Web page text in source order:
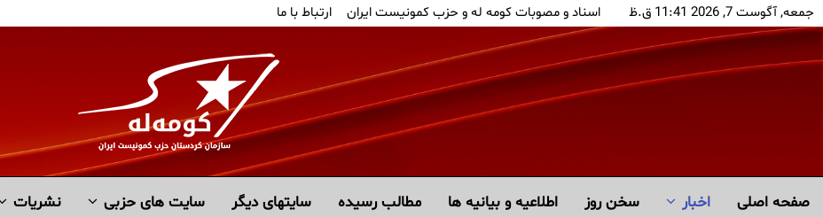
جمعه, آگوست 7, 2026 11:41 ق.ظ اسناد و مصوبات کومه له و حزب کمونیست ایران ارتباط با ما
صفحه اصلی اخبار سخن روز اطلاعیه و بیانیه ها مطالب رسیده سايتهاى ديگر سایت های حزبی نشریات